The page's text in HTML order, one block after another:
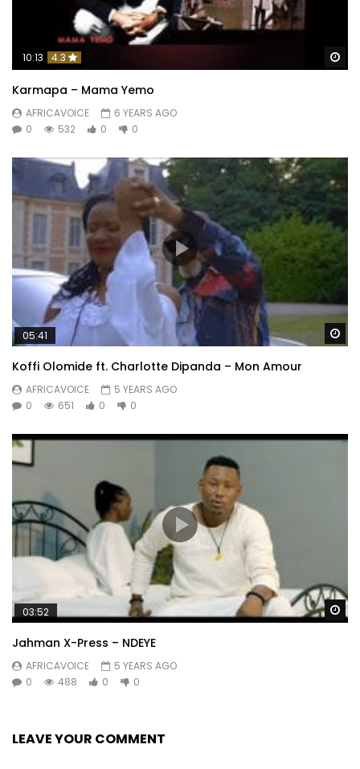
10:13 4.3
Karmapa – Mama Yemo
AFRICAVOICE
6 YEARS AGO
0
532 0 0
05:41
Koffi Olomide ft. Charlotte Dipanda – Mon Amour
AFRICAVOICE
5 YEARS AGO
0
651 0 0
03:52
Jahman X-Press – NDEYE
AFRICAVOICE
5 YEARS AGO
0
488 0 0
LEAVE YOUR COMMENT